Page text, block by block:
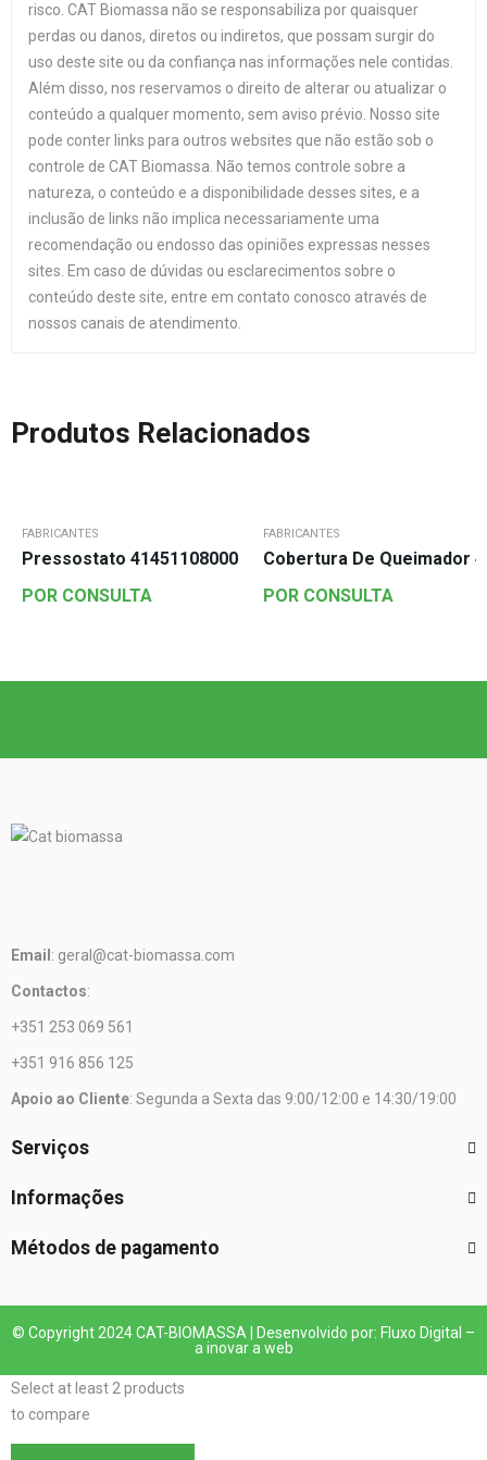
risco. CAT Biomassa não se responsabiliza por quaisquer
perdas ou danos, diretos ou indiretos, que possam surgir do
uso deste site ou da confiança nas informações nele contidas.
Além disso, nos reservamos o direito de alterar ou atualizar o
conteúdo a qualquer momento, sem aviso prévio. Nosso site
pode conter links para outros websites que não estão sob o
controle de CAT Biomassa. Não temos controle sobre a
natureza, o conteúdo e a disponibilidade desses sites, e a
inclusão de links não implica necessariamente uma
recomendação ou endosso das opiniões expressas nesses
sites. Em caso de dúvidas ou esclarecimentos sobre o
conteúdo deste site, entre em contato conosco através de
nossos canais de atendimento.
Produtos Relacionados
FABRICANTES
Pressostato 41451108000
POR CONSULTA
FABRICANTES
Cobertura De Queimador
POR CONSULTA
Email : geral@cat-biomassa.com
Contactos:
+351 253 069 561
+351 916 856 125
Apoio ao Cliente: Segunda a Sexta das 9:00/12:00 e 14:30/19:00
Serviços
Informações
Métodos de pagamento
© Copyright 2024 CAT-BIOMASSA | Desenvolvido por: Fluxo Digital –
a inovar a web
Select at least 2 products
to compare